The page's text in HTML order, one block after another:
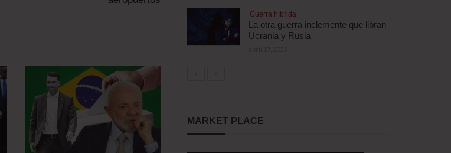
Guerra híbrida
La otra guerra inclemente que libran
Ucrania y Rusia
MARKET PLACE